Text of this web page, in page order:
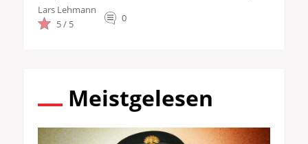
Lars Lehmann
5 / 5
0
Meistgelesen